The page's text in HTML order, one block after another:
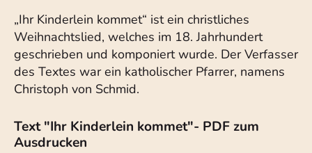
„Ihr Kinderlein kommet“ ist ein christliches
Weihnachtslied, welches im 18. Jahrhundert
geschrieben und komponiert wurde. Der Verfasser
des Textes war ein katholischer Pfarrer, namens
Christoph von Schmid.
Text "Ihr Kinderlein kommet"- PDF zum
Ausdrucken